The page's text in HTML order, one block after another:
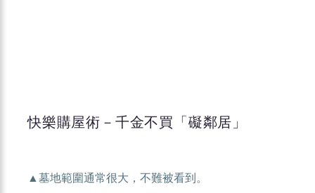
快樂購屋術－千金不買「礙鄰居」
▲墓地範圍通常很大，不難被看到。